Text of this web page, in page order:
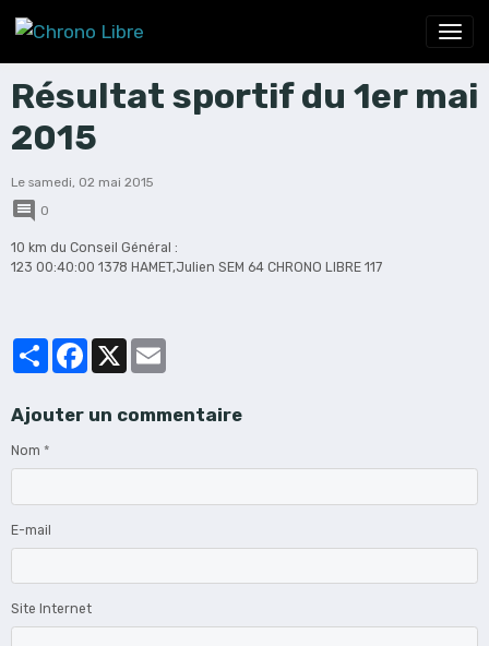
Résultat sportif du 1er mai
2015
Le samedi, 02 mai 2015
0
10 km du Conseil Général :
123 00:40:00 1378 HAMET,Julien SEM 64 CHRONO LIBRE 117
PartagerFacebook
Ajouter un commentaire
Nom
E-mail
Site Internet